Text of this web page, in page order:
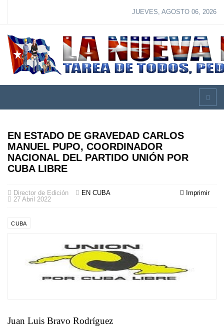
JUEVES, AGOSTO 06, 2026
EN ESTADO DE GRAVEDAD CARLOS
MANUEL PUPO, COORDINADOR
NACIONAL DEL PARTIDO UNIÓN POR
CUBA LIBRE
Imprimir
Director de Edición
EN CUBA
27 Abril 2022
CUBA
Juan Luis Bravo Rodríguez